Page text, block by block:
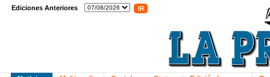
Ediciones Anteriores